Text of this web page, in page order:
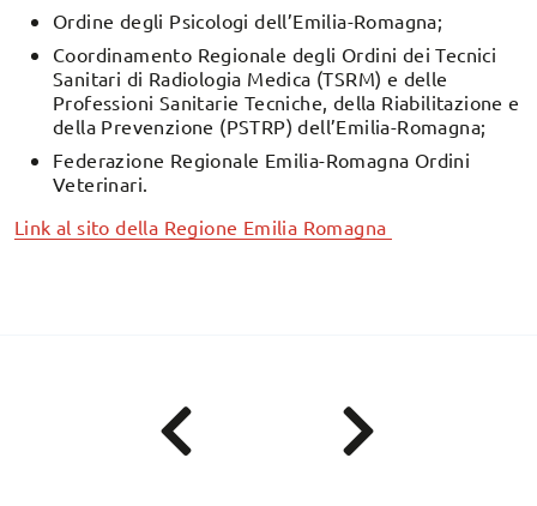
Ordine degli Psicologi dell’Emilia-Romagna;
Coordinamento Regionale degli Ordini dei Tecnici
Sanitari di Radiologia Medica (TSRM) e delle
Professioni Sanitarie Tecniche, della Riabilitazione e
della Prevenzione (PSTRP) dell’Emilia-Romagna;
Federazione Regionale Emilia-Romagna Ordini
Veterinari.
Link al sito della Regione Emilia Romagna